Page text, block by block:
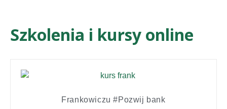
Szkolenia i kursy online
Frankowiczu #Pozwij bank